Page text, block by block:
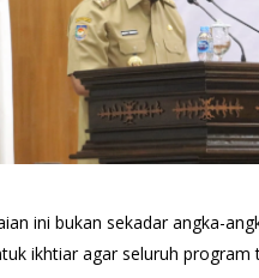
ini bukan sekadar angka-
ikhtiar agar seluruh program